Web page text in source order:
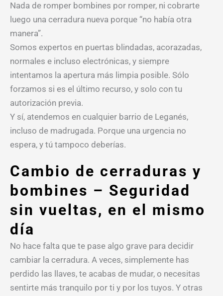
Nada de romper bombines por romper, ni cobrarte
luego una cerradura nueva porque “no había otra
manera”.
Somos expertos en puertas blindadas, acorazadas,
normales e incluso electrónicas, y siempre
intentamos la apertura más limpia posible. Sólo
forzamos si es el último recurso, y solo con tu
autorización previa.
Y sí, atendemos en cualquier barrio de Leganés,
incluso de madrugada. Porque una urgencia no
espera, y tú tampoco deberías.
Cambio de cerraduras y
bombines – Seguridad
sin vueltas, en el mismo
día
No hace falta que te pase algo grave para decidir
cambiar la cerradura. A veces, simplemente has
perdido las llaves, te acabas de mudar, o necesitas
sentirte más tranquilo por ti y por los tuyos. Y otras